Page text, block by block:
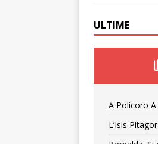
ULTIME
A Policoro
L’Isis